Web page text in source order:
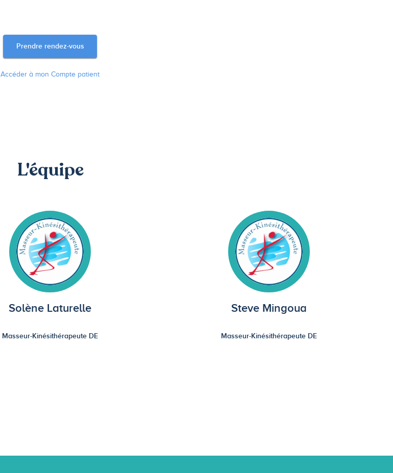
Prendre rendez-vous
Accéder à mon Compte patient
L'équipe
Solène Laturelle
Masseur-Kinésithérapeute DE
Steve Mingoua
Masseur-Kinésithérapeute DE